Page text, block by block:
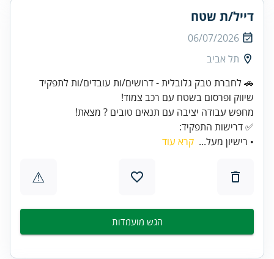
דייל/ת שטח
06/07/2026
תל אביב
🚗 לחברת טבק גלובלית - דרושים/ות עובדים/ות לתפקיד
✅ דרישות התפקיד:
• רישיון מעל... קרא עוד
⚠
הגש מועמדות